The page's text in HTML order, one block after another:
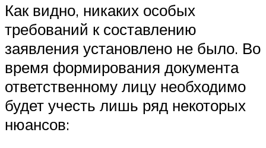
Как видно, никаких особых
требований к составлению
заявления установлено не было. Во
время формирования документа
ответственному лицу необходимо
будет учесть лишь ряд некоторых
нюансов: